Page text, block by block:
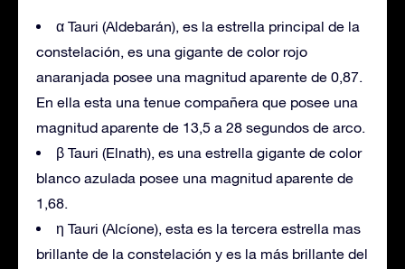
α Tauri (Aldebarán), es la estrella principal de la
constelación, es una gigante de color rojo
anaranjada posee una magnitud aparente de 0,87.
En ella esta una tenue compañera que posee una
magnitud aparente de 13,5 a 28 segundos de arco.
β Tauri (Elnath), es una estrella gigante de color
blanco azulada posee una magnitud aparente de
1,68.
η Tauri (Alcíone), esta es la tercera estrella mas
brillante de la constelación y es la más brillante del